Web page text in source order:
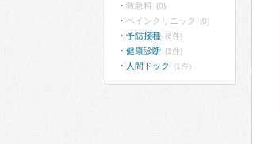
救急科 (0)
ペインクリニック (0)
予防接種 (6件)
健康診断 (1件)
人間ドック (1件)